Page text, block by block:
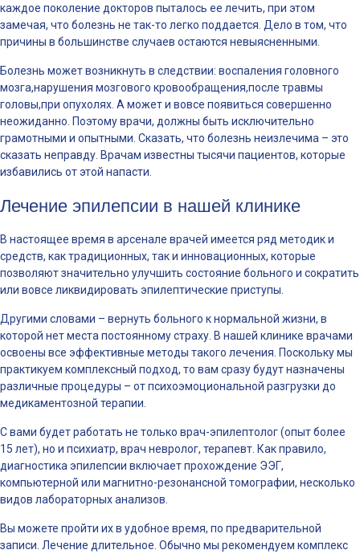
каждое поколение докторов пыталось ее лечить, при этом
замечая, что болезнь не так-то легко поддается. Дело в том, что
причины в большинстве случаев остаются невыясненными.
Болезнь может возникнуть в следствии: воспаления головного
мозга,нарушения мозгового кровообращения,после травмы
головы,при опухолях. А может и вовсе появиться совершенно
неожиданно. Поэтому врачи, должны быть исключительно
грамотными и опытными. Сказать, что болезнь неизлечима – это
сказать неправду. Врачам известны тысячи пациентов, которые
избавились от этой напасти.
Лечение эпилепсии в нашей клинике
В настоящее время в арсенале врачей имеется ряд методик и
средств, как традиционных, так и инновационных, которые
позволяют значительно улучшить состояние больного и сократить
или вовсе ликвидировать эпилептические приступы.
Другими словами – вернуть больного к нормальной жизни, в
которой нет места постоянному страху. В нашей клинике врачами
освоены все эффективные методы такого лечения. Поскольку мы
практикуем комплексный подход, то вам сразу будут назначены
различные процедуры – от психоэмоциональной разгрузки до
медикаментозной терапии.
С вами будет работать не только врач-эпилептолог (опыт более
15 лет), но и психиатр, врач невролог, терапевт. Как правило,
диагностика эпилепсии включает прохождение ЭЭГ,
компьютерной или магнитно-резонансной томографии, несколько
видов лабораторных анализов.
Вы можете пройти их в удобное время, по предварительной
записи. Лечение длительное. Обычно мы рекомендуем комплекс